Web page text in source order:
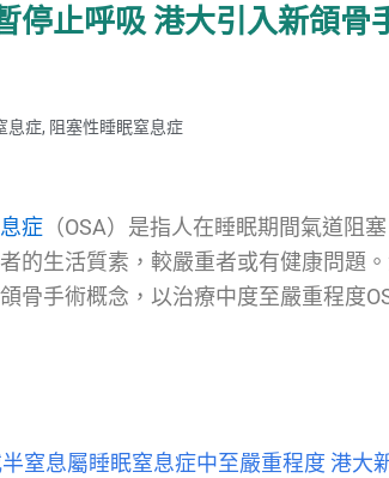
停止呼吸 港大引入新頜骨
息症, 阻塞性睡眠窒息症
症 （OSA）是指人在睡眠期間氣道阻
的生活質素，較嚴重者或有健康問題
骨手術概念，以治療中度至嚴重程度
窒息屬睡眠窒息症中至嚴重程度 港大